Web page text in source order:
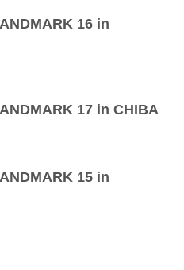
16 in
17 in CHIBA
15 in